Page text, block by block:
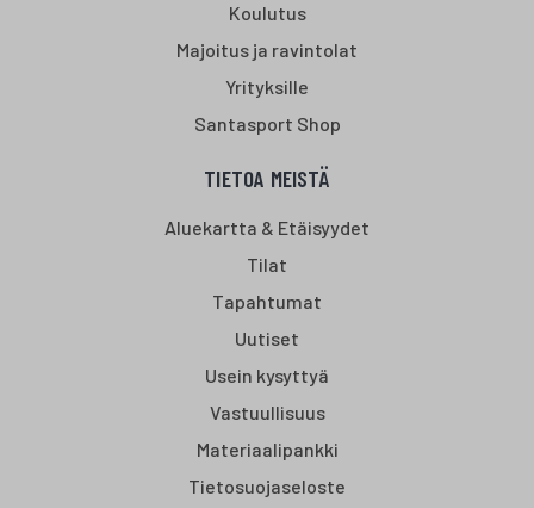
Koulutus
Majoitus ja ravintolat
Yrityksille
Santasport Shop
TIETOA MEISTÄ
Aluekartta & Etäisyydet
Tilat
Tapahtumat
Uutiset
Usein kysyttyä
Vastuullisuus
Materiaalipankki
Tietosuojaseloste